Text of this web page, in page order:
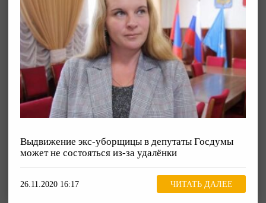
Выдвижение экс-уборщицы в депутаты Госдумы
может не состояться из-за удалёнки
26.11.2020 16:17 ЧИТАТЬ ДАЛЕЕ